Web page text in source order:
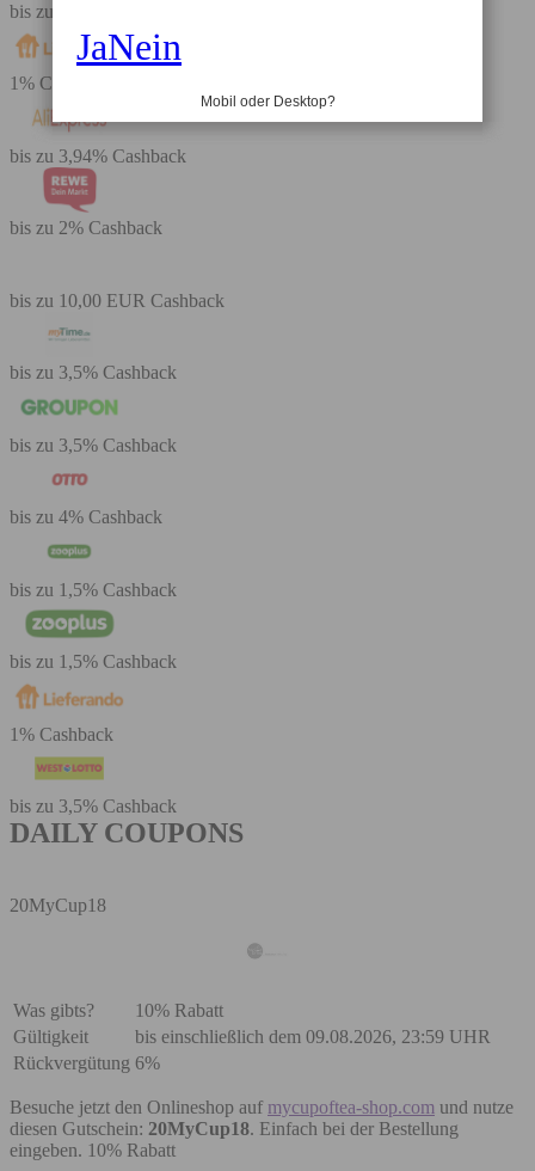
bis zu 3,5% Cashback
1% Cashback
bis zu 3,94% Cashback
bis zu 2% Cashback
bis zu 10,00 EUR Cashback
bis zu 3,5% Cashback
bis zu 3,5% Cashback
bis zu 4% Cashback
bis zu 1,5% Cashback
bis zu 1,5% Cashback
1% Cashback
bis zu 3,5% Cashback
DAILY COUPONS
20MyCup18
Was gibts?
10% Rabatt
Gültigkeit
bis einschließlich dem 09.08.2026, 23:59 UHR
Rückvergütung 6%
Besuche jetzt den Onlineshop auf mycupoftea-shop.com und nutze
diesen Gutschein: 20MyCup18. Einfach bei der Bestellung
eingeben. 10% Rabatt
JaNein
Mobil oder Desktop?